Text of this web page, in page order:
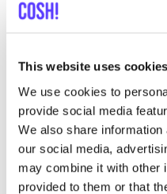
This website uses cookies
We use cookies to
provide social media
We also share
our social media,
may combine it with other
provided to them or that
Bezoek website